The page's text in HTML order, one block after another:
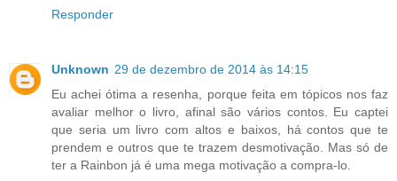
Responder
Unknown 29 de dezembro de 2014 às 14:15
Eu achei ótima a resenha, porque feita em tópicos nos faz
avaliar melhor o livro, afinal são vários contos. Eu captei
que seria um livro com altos e baixos, há contos que te
prendem e outros que te trazem desmotivação. Mas só de
ter a Rainbon já é uma mega motivação a compra-lo.